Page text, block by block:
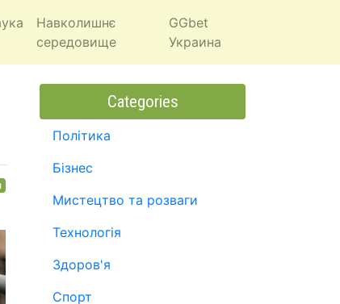
Навколишнє
середовище
GGbet
Украина
Categories
Політика
Бізнес
Мистецтво та розваги
Технологія
Здоров'я
Спорт